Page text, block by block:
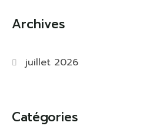
Archives
juillet 2026
Catégories